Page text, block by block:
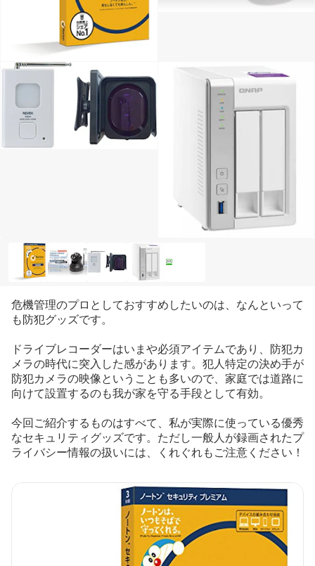
危機管理のプロとしておすすめしたいのは、なんといって
も防犯グッズです。
ドライブレコーダーはいまや必須アイテムであり、防犯カ
メラの時代に突入した感があります。犯人特定の決め手が
防犯カメラの映像ということも多いので、家庭では道路に
向けて設置するのも我が家を守る手段として有効。
今回ご紹介するものはすべて、私が実際に使っている優秀
なセキュリティグッズです。ただし一般人が録画されたプ
ライバシー情報の扱いには、くれぐれもご注意ください！